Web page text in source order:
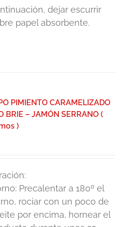
dejar escurrir
papel absorbente.
PIMIENTO CARAMELIZADO
BRIE – JAMÓN SERRANO (
)
Precalentar a 180º el
rociar con un poco de
por encima, hornear el